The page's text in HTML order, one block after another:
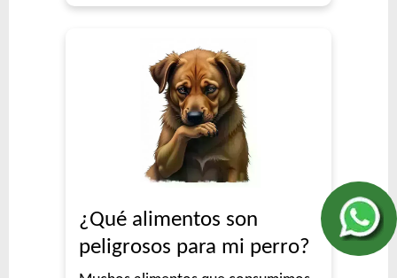
¿Qué alimentos son
peligrosos para mi perro?